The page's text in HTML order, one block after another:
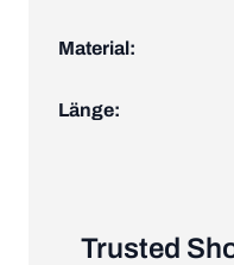
Material:
Länge:
Trusted